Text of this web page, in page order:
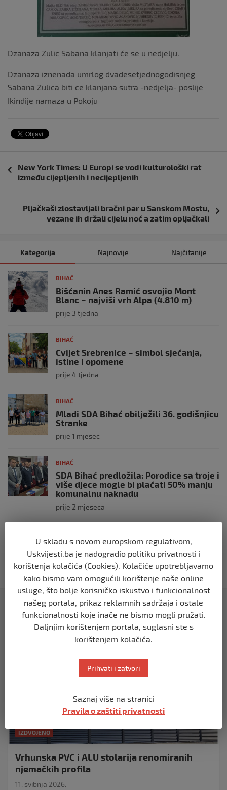
Dzanaza Zulic Sabana klanjati će se u nedjelju.
Dzanaza iznenada umrlog dvadesetjednogodisnjeg
Sabana Zulica biti ce klanjana sutra -nedjelja- poslije
Ikindije namaza u Pokoju
objava
New York Times: U Europi se vodi kulturološki rat
između cijepljenih i necijepljenih
Pljačkaši zlostavljali bračni par u Sanskom Mostu,
vezane ih držali cijelu noć a zatim opljačkali
Kategorija Najnovije Najčitanije
BIHAĆ
Bišćanin Anes Ramić osvojio Mont
Blanc – najviši vrh Alpa (4.810 m)
prije 3 tjedna
BIHAĆ
Cvijet Srebrenice – simbol sjećanja,
istine i opomene
prije 4 tjedna
BIHAĆ
Mladi SDA Bihać obilježili 36. godišnjicu
Stranke
prije 1 mjesec
BIHAĆ
SDA Bihać predložila: Porodice sa troje i
više djece mogle bi plaćati 50% manju
komunalnu naknadu
prije 2 mjeseca
RK Zagreb izabrao kompaniju iz Bihaća
za izradu nove službene web stranice
prije 2 mjeseca
Izdvojeno
IZDVOJENO
Vrhunska PVC i ALU stolarija renomiranih
njemačkih profila
11. svibnja 2026.
U skladu s novom europskom regulativom,
Uskvijesti.ba je nadogradio politiku privatnosti i
korištenja kolačića (Cookies). Kolačiće upotrebljavamo
kako bismo vam omogućili korištenje naše online
usluge, što bolje korisničko iskustvo i funkcionalnost
našeg portala, prikaz reklamnih sadržaja i ostale
funkcionalnosti koje inače ne bismo mogli pružati.
Daljnjim korištenjem portala, suglasni ste s
korištenjem kolačića.
Prihvati i zatvori
Saznaj više na stranici
Pravila o zaštiti privatnosti